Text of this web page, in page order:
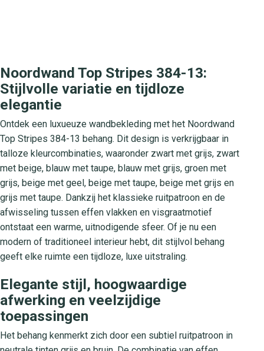
Noordwand Top Stripes 384-13:
Stijlvolle variatie en tijdloze
elegantie
Ontdek een luxueuze wandbekleding met het Noordwand
Top Stripes 384-13 behang. Dit design is verkrijgbaar in
talloze kleurcombinaties, waaronder zwart met grijs, zwart
met beige, blauw met taupe, blauw met grijs, groen met
grijs, beige met geel, beige met taupe, beige met grijs en
grijs met taupe. Dankzij het klassieke ruitpatroon en de
afwisseling tussen effen vlakken en visgraatmotief
ontstaat een warme, uitnodigende sfeer. Of je nu een
modern of traditioneel interieur hebt, dit stijlvol behang
geeft elke ruimte een tijdloze, luxe uitstraling.
Elegante stijl, hoogwaardige
afwerking en veelzijdige
toepassingen
Het behang kenmerkt zich door een subtiel ruitpatroon in